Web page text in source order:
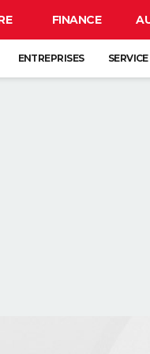
FINANCE
ENTREPRISES